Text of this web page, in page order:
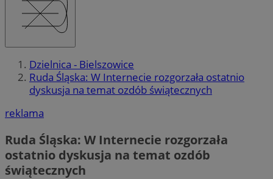
Dzielnica - Bielszowice
Ruda Śląska: W Internecie rozgorzała ostatnio
dyskusja na temat ozdób świątecznych
reklama
Ruda Śląska: W Internecie rozgorzała
ostatnio dyskusja na temat ozdób
świątecznych